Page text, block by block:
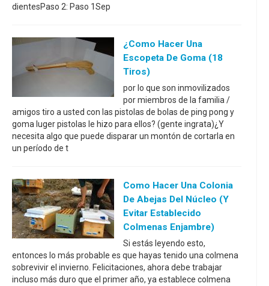
dientesPaso 2: Paso 1Sep
¿Como Hacer Una
Escopeta De Goma (18
Tiros)
por lo que son inmovilizados
por miembros de la familia /
amigos tiro a usted con las pistolas de bolas de ping pong y
goma luger pistolas le hizo para ellos? (gente ingrata)¿Y
necesita algo que puede disparar un montón de cortarla en
un período de t
Como Hacer Una Colonia
De Abejas Del Núcleo (y
Evitar Establecido
Colmenas Enjambre)
Si estás leyendo esto,
entonces lo más probable es que hayas tenido una colmena
sobrevivir el invierno. Felicitaciones, ahora debe trabajar
incluso más duro que el primer año, ya establece colmena